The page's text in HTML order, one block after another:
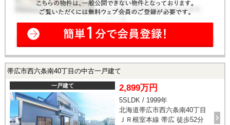
帯広市西六条南40丁目の中古一戸建て
一戸建て 2,899万円
5SLDK / 1999年
北海道帯広市西六条南40丁目
ＪＲ根室本線 帯広 徒歩52分